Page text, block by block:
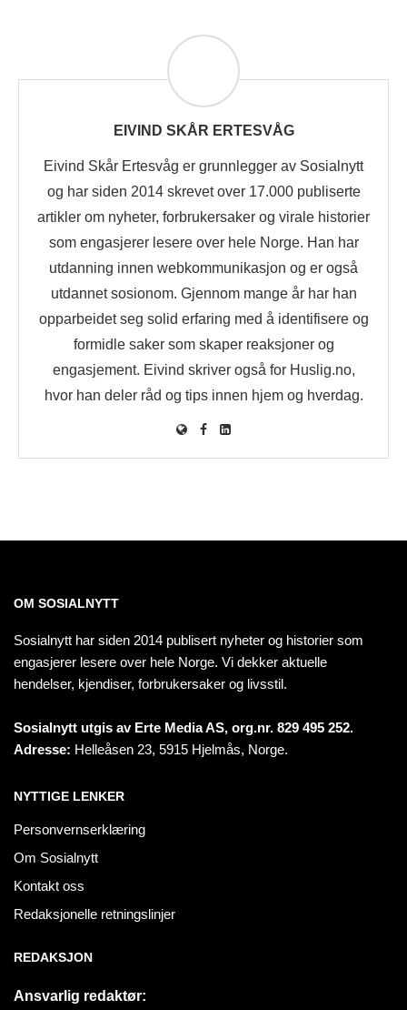
EIVIND SKÅR ERTESVÅG
Eivind Skår Ertesvåg er grunnlegger av Sosialnytt
og har siden 2014 skrevet over 17.000 publiserte
artikler om nyheter, forbrukersaker og virale historier
som engasjerer lesere over hele Norge. Han har
utdanning innen webkommunikasjon og er også
utdannet sosionom. Gjennom mange år har han
opparbeidet seg solid erfaring med å identifisere og
formidle saker som skaper reaksjoner og
engasjement. Eivind skriver også for Huslig.no,
hvor han deler råd og tips innen hjem og hverdag.
OM SOSIALNYTT
Sosialnytt har siden 2014 publisert nyheter og historier som
engasjerer lesere over hele Norge. Vi dekker aktuelle
hendelser, kjendiser, forbrukersaker og livsstil.
Sosialnytt utgis av Erte Media AS, org.nr. 829 495 252.
Adresse: Helleåsen 23, 5915 Hjelmås, Norge.
NYTTIGE LENKER
Personvernserklæring
Om Sosialnytt
Kontakt oss
Redaksjonelle retningslinjer
REDAKSJON
Ansvarlig redaktør: